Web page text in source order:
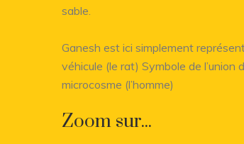
sable.
Ganesh est ici simplement
véhicule (le rat) Symbole de l’union
microcosme (l’homme)
Zoom sur...